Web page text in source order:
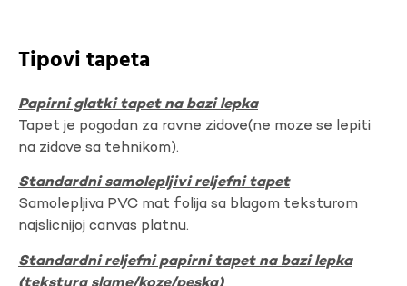
Tipovi tapeta
Papirni glatki tapet na bazi lepka
Tapet je pogodan za ravne zidove(ne moze se lepiti
na zidove sa tehnikom).
Standardni samolepljivi reljefni tapet
Samolepljiva PVC mat folija sa blagom teksturom
najslicnijoj canvas platnu.
Standardni reljefni papirni tapet na bazi lepka